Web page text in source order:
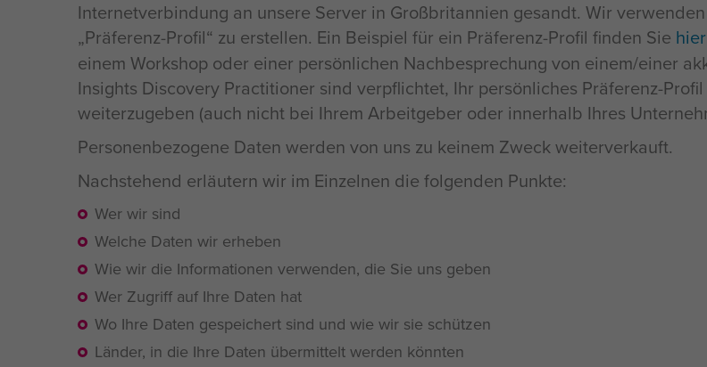
Internetverbindung an unsere Server in Großbritannien gesandt. Wir
Präferenz-Profil“ zu erstellen. Ein Beispiel für ein Präferenz-Profil finden Sie hier
einem Workshop oder einer persönlichen Nachbesprechung von einem/einer
Insights Discovery Practitioner sind verpflichtet, Ihr persönliches Präferenz-
weiterzugeben (auch nicht bei Ihrem Arbeitgeber oder innerhalb Ihres
Personenbezogene Daten werden von uns zu keinem Zweck weiterverkauft.
Nachstehend erläutern wir im Einzelnen die folgenden Punkte:
Wer wir sind
Welche Daten wir erheben
Wie wir die Informationen verwenden, die Sie uns geben
Wer Zugriff auf Ihre Daten hat
Wo Ihre Daten gespeichert sind und wie wir sie schützen
Länder, in die Ihre Daten übermittelt werden könnten